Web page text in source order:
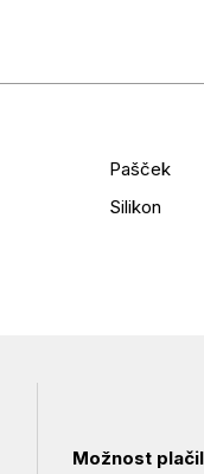
Pašček
Silikon
Možnost